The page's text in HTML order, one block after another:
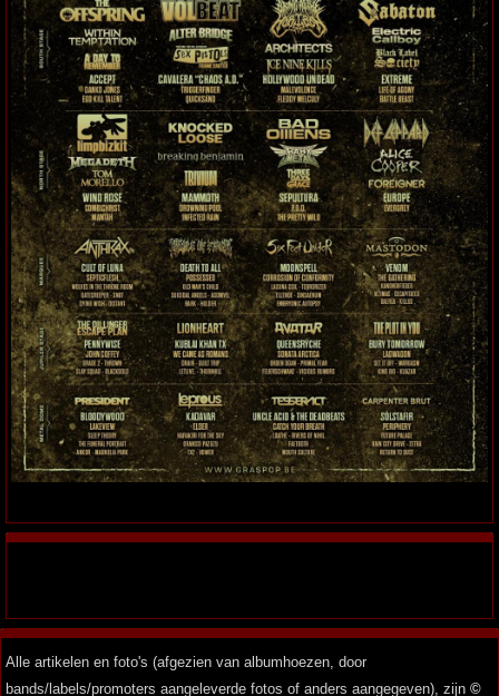
Alle artikelen en foto's (afgezien van albumhoezen, door
bands/labels/promoters aangeleverde fotos of anders aangegeven), zijn ©